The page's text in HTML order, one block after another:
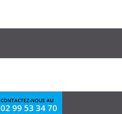
CONTACTEZ-NOUS AU
02 99 53 34 70